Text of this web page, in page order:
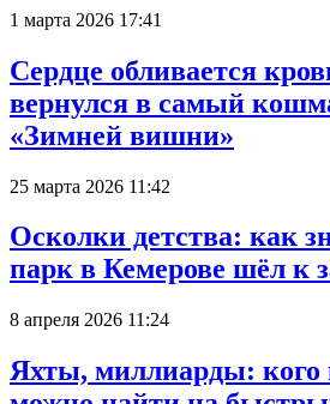
1 марта 2026 17:41
Сердце обливается
вернулся в самый
«Зимней вишни»
25 марта 2026 11:42
Осколки детства: как
парк в Кемерове шёл к
8 апреля 2026 11:24
Яхты, миллиарды: кого